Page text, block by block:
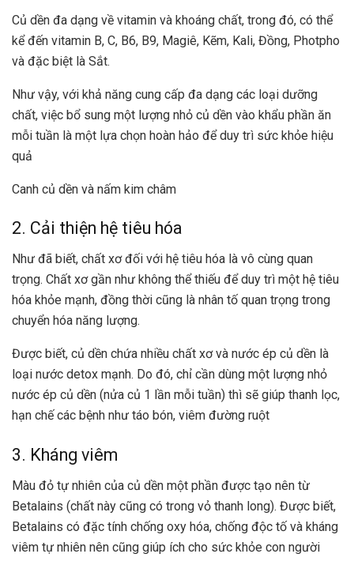
Củ dền đa dạng về vitamin và khoáng chất, trong đó, có thể
kể đến vitamin B, C, B6, B9, Magiê, Kẽm, Kali, Đồng, Photpho
và đặc biệt là Sắt.
Như vậy, với khả năng cung cấp đa dạng các loại dưỡng
chất, việc bổ sung một lượng nhỏ củ dền vào khẩu phần ăn
mỗi tuần là một lựa chọn hoàn hảo để duy trì sức khỏe hiệu
quả
Canh củ dền và nấm kim châm
2. Cải thiện hệ tiêu hóa
Như đã biết, chất xơ đối với hệ tiêu hóa là vô cùng quan
trọng. Chất xơ gần như không thể thiếu để duy trì một hệ tiêu
hóa khỏe mạnh, đồng thời cũng là nhân tố quan trọng trong
chuyển hóa năng lượng.
Được biết, củ dền chứa nhiều chất xơ và nước ép củ dền là
loại nước detox mạnh. Do đó, chỉ cần dùng một lượng nhỏ
nước ép củ dền (nửa củ 1 lần mỗi tuần) thì sẽ giúp thanh lọc,
hạn chế các bệnh như táo bón, viêm đường ruột
3. Kháng viêm
Màu đỏ tự nhiên của củ dền một phần được tạo nên từ
Betalains (chất này cũng có trong vỏ thanh long). Được biết,
Betalains có đặc tính chống oxy hóa, chống độc tố và kháng
viêm tự nhiên nên cũng giúp ích cho sức khỏe con người